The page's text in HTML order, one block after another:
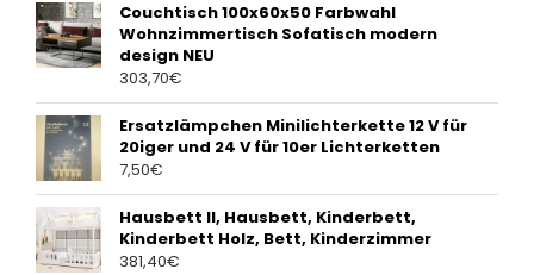
Couchtisch 100x60x50 Farbwahl
Wohnzimmertisch Sofatisch modern
design NEU
303,70€
Ersatzlämpchen Minilichterkette 12 V für
20iger und 24 V für 10er Lichterketten
7,50€
Hausbett II, Hausbett, Kinderbett,
Kinderbett Holz, Bett, Kinderzimmer
381,40€